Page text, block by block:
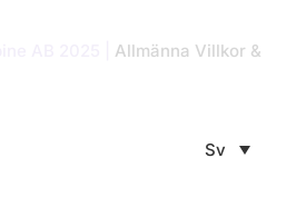
Allmänna Villkor &
Sv